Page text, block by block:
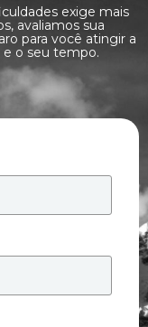
exige mais
avaliamos sua
para você atingir a
e o seu tempo.